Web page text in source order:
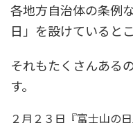
各地方自治体の条例な
日」を設けていると
それもたくさんある
す。
２月２３日『富士山の日